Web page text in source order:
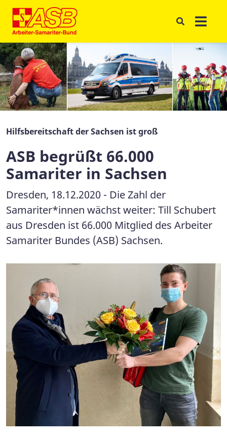
Hilfsbereitschaft der Sachsen ist groß
ASB begrüßt 66.000
Samariter in Sachsen
Dresden, 18.12.2020 - Die Zahl der
Samariter*innen wächst weiter: Till Schubert
aus Dresden ist 66.000 Mitglied des Arbeiter
Samariter Bundes (ASB) Sachsen.